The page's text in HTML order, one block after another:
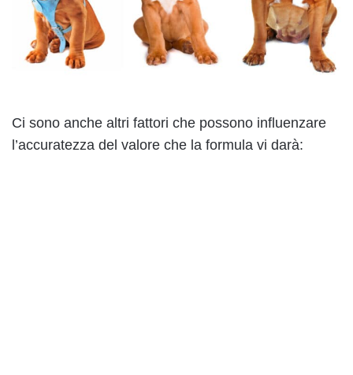
Ci sono anche altri fattori che possono influenzare
l’accuratezza del valore che la formula vi darà: